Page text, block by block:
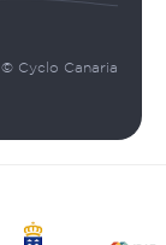
Cyclo Canaria